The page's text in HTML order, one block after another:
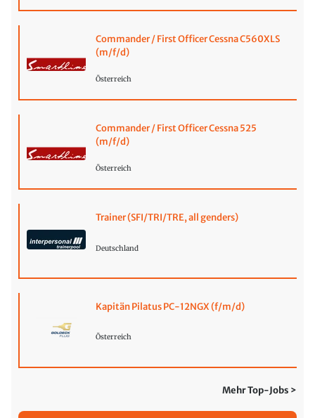
Commander / First Officer Cessna C560XLS
(m/f/d)
Österreich
Commander / First Officer Cessna 525
(m/f/d)
Österreich
Trainer (SFI/TRI/TRE, all genders)
Deutschland
Kapitän Pilatus PC-12NGX (f/m/d)
Österreich
Mehr Top-Jobs >